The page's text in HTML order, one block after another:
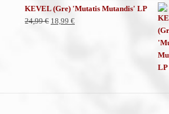
KEVEL (Gre) 'Mutatis Mutandis' LP
24,99€ El
18,99 €El